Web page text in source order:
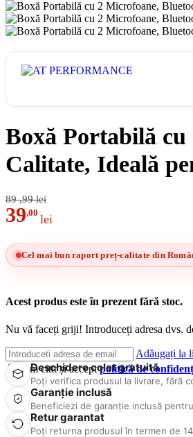
Boxă Portabilă
Calitate, Ideală
89 ,99 lei
39,00 lei
Cel mai bun raport preț-calitate din
Acest produs este în prezent fără stoc.
Nu vă faceți griji! Introduceți adresa dvs.
Adăugați la
Am citit și acceptpolitică de
Deschidere colet gratuită
Poți verifica produsul la livrare, fără
Garanție inclusă
Beneficiezi de garanție inclusă
Retur garantat
Poți returna produsul în termen de